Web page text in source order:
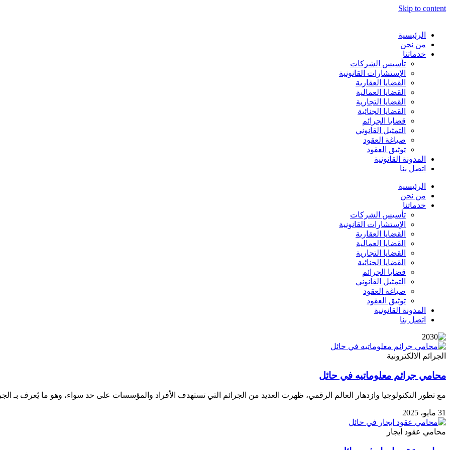
Skip to content
الرئيسية
من نحن
خدماتنا
تأسيس الشركات
الإستشارات القانونية
القضايا العقارية
القضايا العمالية
القضايا التجارية
القضايا الجنائية
قضايا الجرائم
التمثيل القانوني
صياغة العقود
توثيق العقود
المدونة القانونية
اتصل بنا
الرئيسية
من نحن
خدماتنا
تأسيس الشركات
الإستشارات القانونية
القضايا العقارية
القضايا العمالية
القضايا التجارية
القضايا الجنائية
قضايا الجرائم
التمثيل القانوني
صياغة العقود
توثيق العقود
المدونة القانونية
اتصل بنا
الجرائم الالكترونية
محامي جرائم معلوماتيه في حائل
مع تطور التكنولوجيا وازدهار العالم الرقمي، ظهرت العديد من الجرائم التي تستهدف الأفراد والمؤسسات على حد سواء، وهو ما يُعرف بـ
31 مايو، 2025
محامي عقود ايجار